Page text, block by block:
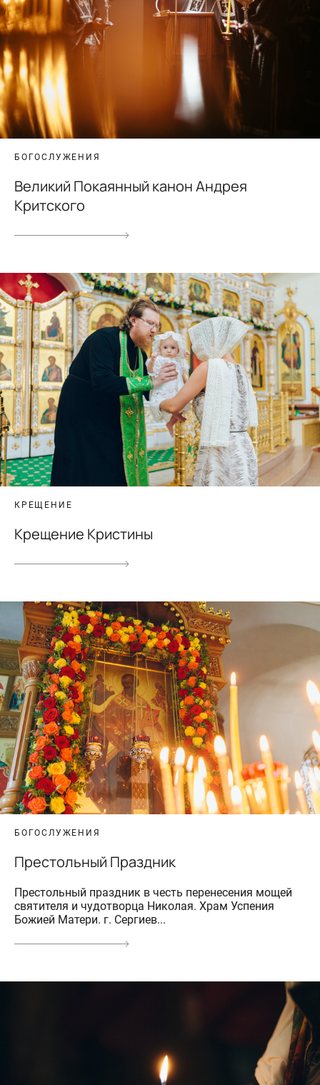
БОГОСЛУЖЕНИЯ
Великий Покаянный канон Андрея
Критского
КРЕЩЕНИЕ
Крещение Кристины
БОГОСЛУЖЕНИЯ
Престольный Праздник
Престольный праздник в честь перенесения мощей
святителя и чудотворца Николая. Храм Успения
Божией Матери. г. Сергиев...